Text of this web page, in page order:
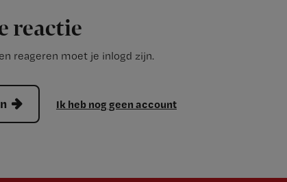
reactie
reageren moet je inlogd zijn.
Ik heb nog geen account